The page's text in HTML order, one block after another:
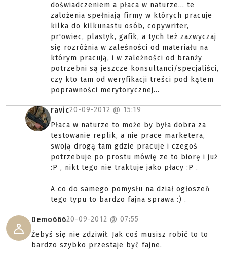
doświadczeniem a płaca w naturze... te
zalożenia spełniają firmy w których pracuje
kilka do kilkunastu osób, copywriter,
pr'owiec, plastyk, gafik, a tych też zazwyczaj
się rozróżnia w zaleśności od materiału na
którym pracują, i w zależności od branży
potrzebni są jeszcze konsultanci/specjaliści,
czy kto tam od weryfikacji treści pod kątem
poprawności merytorycznej...
ravic20-09-2012 @ 15:19
Płaca w naturze to może by była dobra za
testowanie replik, a nie prace marketera,
swoją drogą tam gdzie pracuje i czegoś
potrzebuje po prostu mówię ze to biorę i już
:P , nikt tego nie traktuje jako płacy :P .
A co do samego pomysłu na dział ogłoszeń
tego typu to bardzo fajna sprawa :) .
Demo66620-09-2012 @ 07:55
Żebyś się nie zdziwił. Jak coś musisz robić to to
bardzo szybko przestaje być fajne.